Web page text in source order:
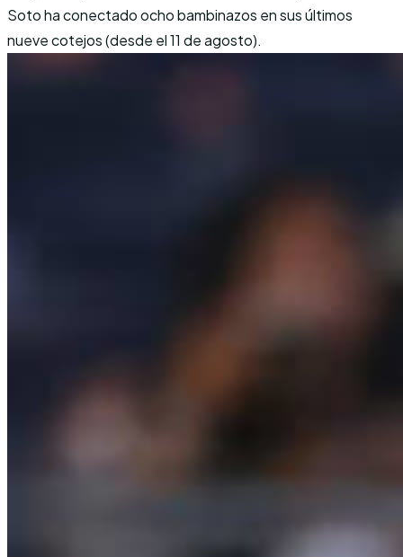
Soto ha conectado ocho bambinazos en sus últimos
nueve cotejos (desde el 11 de agosto).